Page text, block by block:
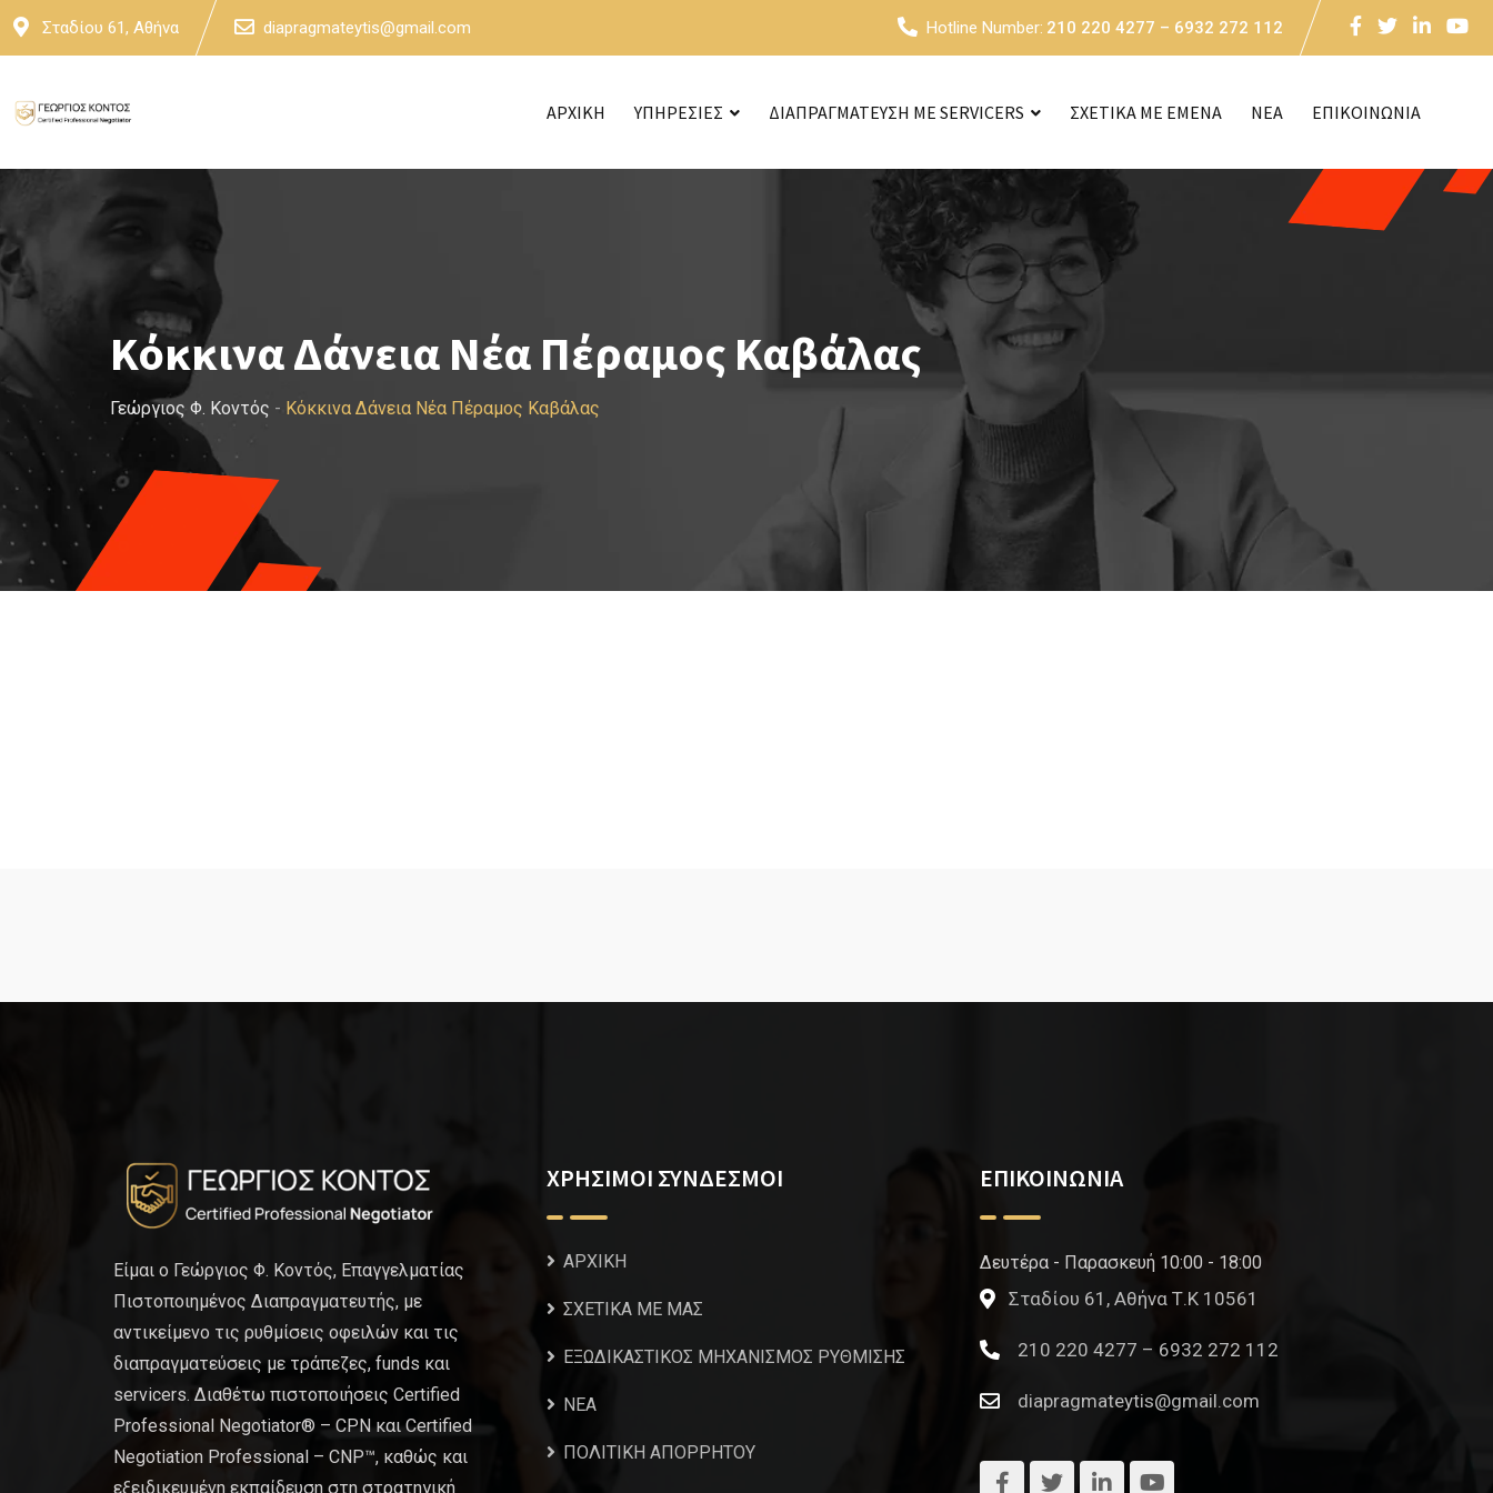
Skip
Σταδίου 61, Αθήνα diapragmateytis@gmail.com Hotline Number: 210 220 4277 – 6932 272 112
ΑΡΧΙΚΗ ΥΠΗΡΕΣΙΕΣ ΔΙΑΠΡΑΓΜΑΤΕΥΣΗ ΜΕ SERVICERS ΣΧΕΤΙΚΑ ΜΕ ΕΜΕΝΑ NEA ΕΠΙΚΟΙΝΩΝΙΑ
Κόκκινα Δάνεια Νέα Πέραμος Καβάλας
Γεώργιος Φ. Κοντός - Κόκκινα Δάνεια Νέα Πέραμος Καβάλας
Είμαι ο Γεώργιος Φ. Κοντός, Επαγγελματίας
Πιστοποιημένος Διαπραγματευτής, με
αντικείμενο τις ρυθμίσεις οφειλών και τις
διαπραγματεύσεις με τράπεζες, funds και
servicers. Διαθέτω πιστοποιήσεις Certified
Professional Negotiator® – CPN και Certified
Negotiation Professional – CNP™, καθώς και
εξειδικευμένη εκπαίδευση στη στρατηγική
ΧΡΗΣΙΜΟΙ ΣΥΝΔΕΣΜΟΙ
ΑΡΧΙΚΗ
ΣΧΕΤΙΚΑ ΜΕ ΜΑΣ
ΕΞΩΔΙΚΑΣΤΙΚΟΣ ΜΗΧΑΝΙΣΜΟΣ ΡΥΘΜΙΣΗΣ
NEA
ΠΟΛΙΤΙΚΗ ΑΠΟΡΡΗΤΟΥ
ΕΠΙΚΟΙΝΩΝΙΑ
Δευτέρα - Παρασκευή 10:00 - 18:00
Σταδίου 61, Αθήνα Τ.Κ 10561
210 220 4277 – 6932 272 112
diapragmateytis@gmail.com